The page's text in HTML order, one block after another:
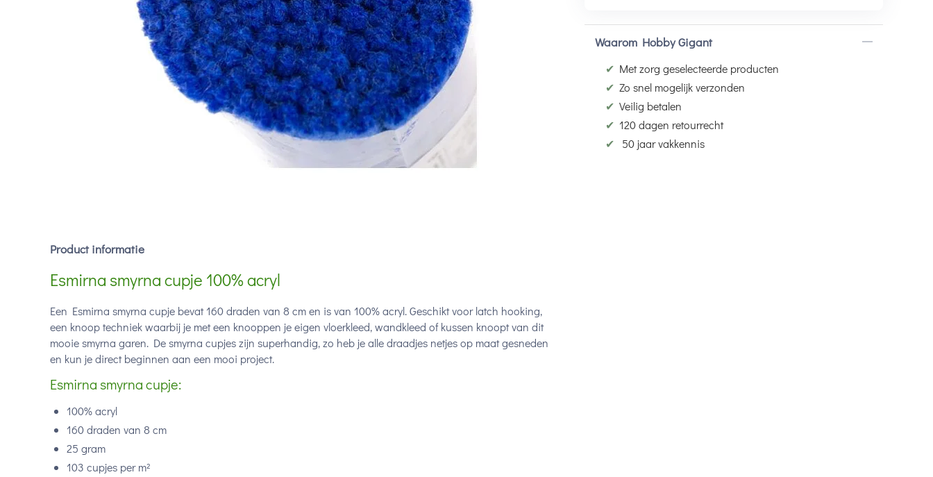
Waarom Hobby Gigant
✔ Met zorg geselecteerde producten
✔ Zo snel mogelijk verzonden
✔ Veilig betalen
✔ 120 dagen retourrecht
✔
50 jaar vakkennis
Product informatie
Esmirna smyrna cupje 100% acryl
Een Esmirna smyrna cupje bevat 160 draden van 8 cm en is van 100% acryl. Geschikt voor latch hooking,
een knoop techniek waarbij je met een knooppen je eigen vloerkleed, wandkleed of kussen knoopt van dit
mooie smyrna garen. De smyrna cupjes zijn superhandig, zo heb je alle draadjes netjes op maat gesneden
en kun je direct beginnen aan een mooi project.
Esmirna smyrna cupje:
100% acryl
160 draden van 8 cm
25 gram
103 cupjes per m²